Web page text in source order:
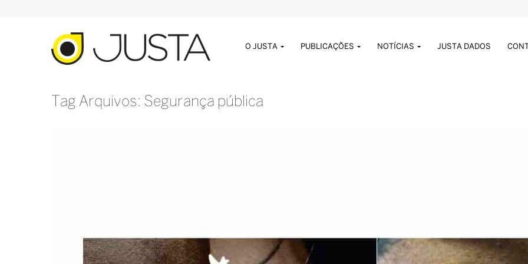
O JUSTA PUBLICAÇÕES NOTÍCIAS JUSTA DADOS
Tag Arquivos: Segurança pública